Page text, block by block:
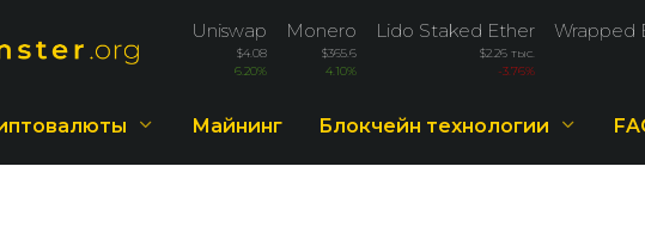
Uniswap
$4.08
6.20%
Monero
$365.6
4.10%
Lido Staked Ether
$2.26 тыс.
-3.76%
Wrapped
Майнинг Блокчейн технологии